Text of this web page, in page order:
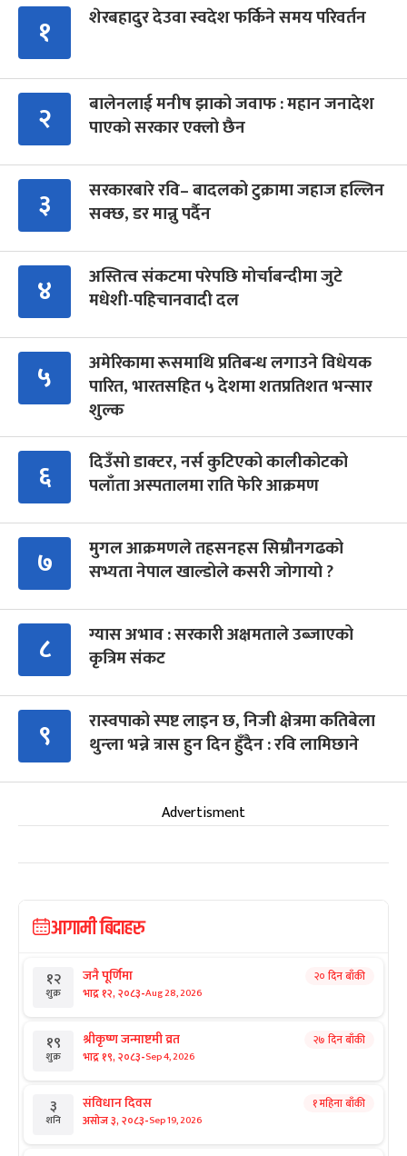
१ शेरबहादुर देउवा स्वदेश फर्किने समय परिवर्तन
२
बालेनलाई मनीष झाको जवाफ : महान जनादेश
पाएको सरकार एक्लो छैन
३
सरकारबारे रवि– बादलको टुक्रामा जहाज हल्लिन
सक्छ, डर मान्नु पर्दैन
४
अस्तित्व संकटमा परेपछि मोर्चाबन्दीमा जुटे
मधेशी-पहिचानवादी दल
५
अमेरिकामा रूसमाथि प्रतिबन्ध लगाउने विधेयक
पारित, भारतसहित ५ देशमा शतप्रतिशत भन्सार
शुल्क
६
दिउँसो डाक्टर, नर्स कुटिएको कालीकोटको
पलाँता अस्पतालमा राति फेरि आक्रमण
७
मुगल आक्रमणले तहसनहस सिम्रौनगढको
सभ्यता नेपाल खाल्डोले कसरी जोगायो ?
८
ग्यास अभाव : सरकारी अक्षमताले उब्जाएको
कृत्रिम संकट
९
रास्वपाको स्पष्ट लाइन छ, निजी क्षेत्रमा कतिबेला
थुन्ला भन्ने त्रास हुन दिन हुँदैन : रवि लामिछाने
Advertisment
आगामी बिदाहरु
१२
शुक्र
जनै पूर्णिमा
भाद्र १२, २०८३-Aug 28, 2026
२० दिन बाँकी
१९
शुक्र
श्रीकृष्ण जन्माष्टमी व्रत
भाद्र १९, २०८३-Sep 4, 2026
२७ दिन बाँकी
३
शनि
संविधान दिवस
असोज ३, २०८३-Sep 19, 2026
१ महिना बाँकी